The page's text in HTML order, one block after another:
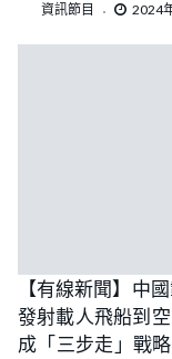
資訊節目 2024
【有線新聞】中
發射載人飛船到
成「三步走」戰